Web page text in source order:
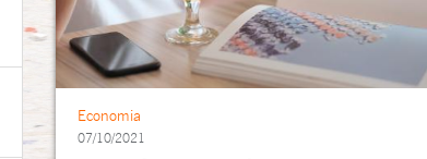
Economia
07/10/2021